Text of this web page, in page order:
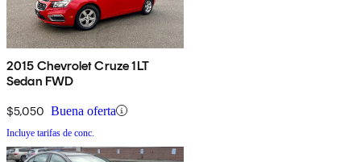
2015 Chevrolet Cruze 1LT
Sedan FWD
$5,050 Buena oferta
Incluye tarifas de conc.